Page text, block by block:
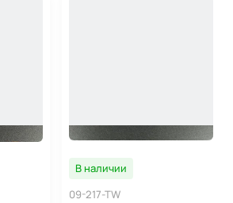
В наличии
09-217-TW